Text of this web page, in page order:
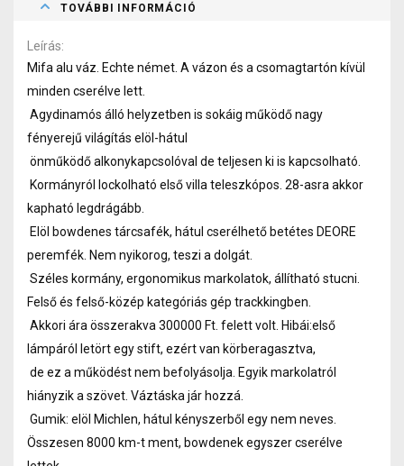
TOVÁBBI INFORMÁCIÓ
Leírás
Mifa alu váz. Echte német. A vázon és a csomagtartón kívül
minden cserélve lett.
Agydinamós álló helyzetben is sokáig működő nagy
fényerejű világítás elöl-hátul
önműködő alkonykapcsolóval de teljesen ki is kapcsolható.
Kormányról lockolható első villa teleszkópos. 28-asra akkor
kapható legdrágább.
Elöl bowdenes tárcsafék, hátul cserélhető betétes DEORE
peremfék. Nem nyikorog, teszi a dolgát.
Széles kormány, ergonomikus markolatok, állítható stucni.
Felső és felső-közép kategóriás gép trackkingben.
Akkori ára összerakva 300000 Ft. felett volt. Hibái:első
lámpáról letört egy stift, ezért van körberagasztva,
de ez a működést nem befolyásolja. Egyik markolatról
hiányzik a szövet. Váztáska jár hozzá.
Gumik: elöl Michlen, hátul kényszerből egy nem neves.
Összesen 8000 km-t ment, bowdenek egyszer cserélve